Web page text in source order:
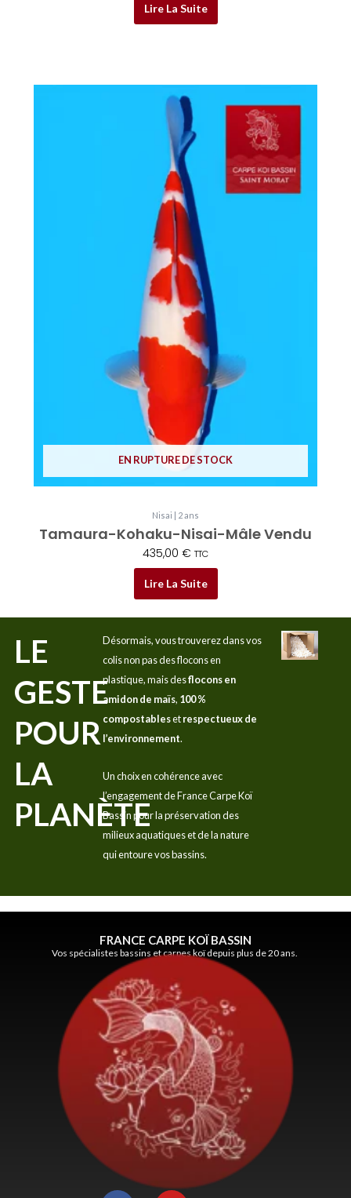
Lire La Suite
EN RUPTURE DE STOCK
Nisai | 2 ans
Tamaura-Kohaku-Nisai-Mâle Vendu
435,00 € TTC
Lire La Suite
LE
GESTE
POUR
LA
PLANÈTE
Désormais, vous trouverez dans vos
colis non pas des flocons en
plastique, mais desflocons en
amidon de maïs, 100 %
compostablesetrespectueux de
l’environnement.
Un choix en cohérence avec
l’engagement de France Carpe Koï
Bassin pour la préservation des
milieux aquatiques et de la nature
qui entoure vos bassins.
FRANCE CARPE KOÏ BASSIN
Vos spécialistes bassins et carpes koï depuis plus de 20 ans.